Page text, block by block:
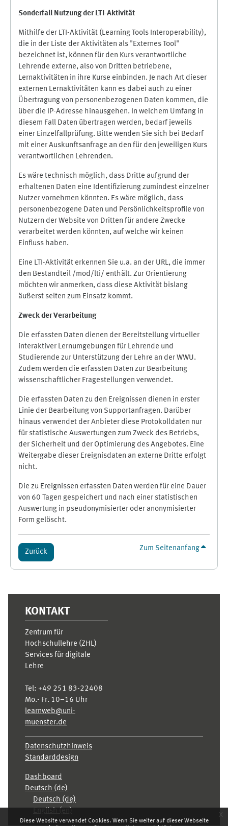
Diese Website verwendet Cookies. Wenn Sie weiter auf dieser Webseite
x
Sonderfall Nutzung der LTI-Aktivität
Mithilfe der LTI-Aktivität (Learning Tools Interoperability),
die in der Liste der Aktivitäten als "Externes Tool"
bezeichnet ist, können für den Kurs verantwortliche
Lehrende externe, also von Dritten betriebene,
Lernaktivitäten in ihre Kurse einbinden. Je nach Art dieser
externen Lernaktivitäten kann es dabei auch zu einer
Übertragung von personenbezogenen Daten kommen, die
über die IP-Adresse hinausgehen. In welchem Umfang in
diesem Fall Daten übertragen werden, bedarf jeweils
einer Einzelfallprüfung. Bitte wenden Sie sich bei Bedarf
mit einer Auskunftsanfrage an den für den jeweiligen Kurs
verantwortlichen Lehrenden.
Es wäre technisch möglich, dass Dritte aufgrund der
erhaltenen Daten eine Identifizierung zumindest einzelner
Nutzer vornehmen könnten. Es wäre möglich, dass
personenbezogene Daten und Persönlichkeitsprofile von
Nutzern der Website von Dritten für andere Zwecke
verarbeitet werden könnten, auf welche wir keinen
Einfluss haben.
Eine LTI-Aktivität erkennen Sie u.a. an der URL, die immer
den Bestandteil /mod/lti/ enthält. Zur Orientierung
möchten wir anmerken, dass diese Aktivität bislang
äußerst selten zum Einsatz kommt.
Zweck der Verarbeitung
Die erfassten Daten dienen der Bereitstellung virtueller
interaktiver Lernumgebungen für Lehrende und
Studierende zur Unterstützung der Lehre an der WWU.
Zudem werden die erfassten Daten zur Bearbeitung
wissenschaftlicher Fragestellungen verwendet.
Die erfassten Daten zu den Ereignissen dienen in erster
Linie der Bearbeitung von Supportanfragen. Darüber
hinaus verwendet der Anbieter diese Protokolldaten nur
für statistische Auswertungen zum Zweck des Betriebs,
der Sicherheit und der Optimierung des Angebotes. Eine
Weitergabe dieser Ereignisdaten an externe Dritte erfolgt
nicht.
Die zu Ereignissen erfassten Daten werden für eine Dauer
von 60 Tagen gespeichert und nach einer statistischen
Auswertung in pseudonymisierter oder anonymisierter
Form gelöscht.
Zurück Zum Seitenanfang
KONTAKT
Zentrum für
Hochschullehre (ZHL)
Services für digitale
Lehre
Tel: +49 251 83-22408
Mo.- Fr. 10–16 Uhr
learnweb@uni-
muenster.de
Datenschutzhinweis
Standarddesign
Dashboard
Deutsch ‎(de)‎
Deutsch ‎(de)‎